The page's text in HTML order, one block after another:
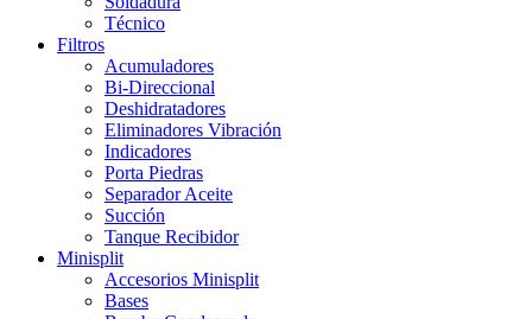
Técnico
Filtros
Acumuladores
Bi-Direccional
Deshidratadores
Eliminadores Vibración
Indicadores
Porta Piedras
Separador Aceite
Succión
Tanque Recibidor
Minisplit
Accesorios Minisplit
Bases